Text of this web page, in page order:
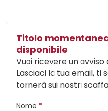
Titolo
disponibile
Vuoi ricevere un
Lasciaci la tua email, ti
tornerà sui nostri
Nome *